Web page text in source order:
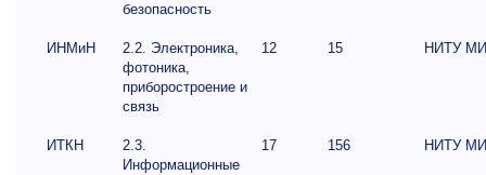
безопасность
ИНМиН
2.2. Электроника,
фотоника,
приборостроение и
связь
12 15 НИТУ
ИТКН
2.3.
Информационные
17 156 НИТУ